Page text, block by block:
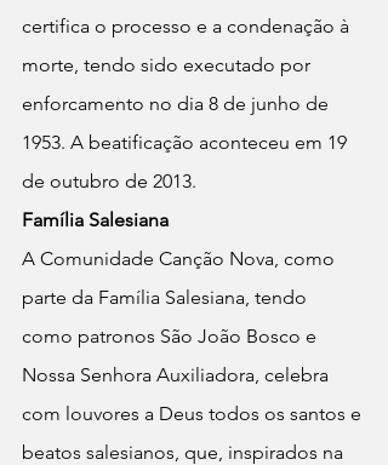
certifica o processo e a condenação à
morte, tendo sido executado por
enforcamento no dia 8 de junho de
1953. A beatificação aconteceu em 19
de outubro de 2013.
Família Salesiana
A Comunidade Canção Nova, como
parte da Família Salesiana, tendo
como patronos São João Bosco e
Nossa Senhora Auxiliadora, celebra
com louvores a Deus todos os santos e
beatos salesianos, que, inspirados na